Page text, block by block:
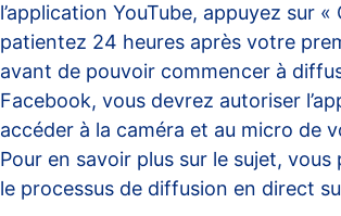
l’application YouTube, appuyez sur «
patientez 24 heures après votre
avant de pouvoir commencer à
Facebook, vous devrez autoriser
accéder à la caméra et au micro de
Pour en savoir plus sur le sujet,
le processus de diffusion en direct